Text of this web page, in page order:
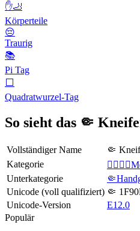
✋🦶
Körperteile
😔
Traurig
📚
Pi Tag
⬜️
Quadratwurzel-Tag
So sieht das 🤏
Vollständiger Name
🤏
Kategorie
Unterkategorie
Unicode (voll qualifiziert) 🤏
Unicode-Version
E12.0
Populär